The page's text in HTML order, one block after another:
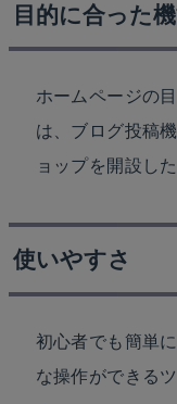
目的に合った
ホームページの
は、ブログ投稿
ョップを開設し
使いやすさ
初心者でも簡単
な操作ができる